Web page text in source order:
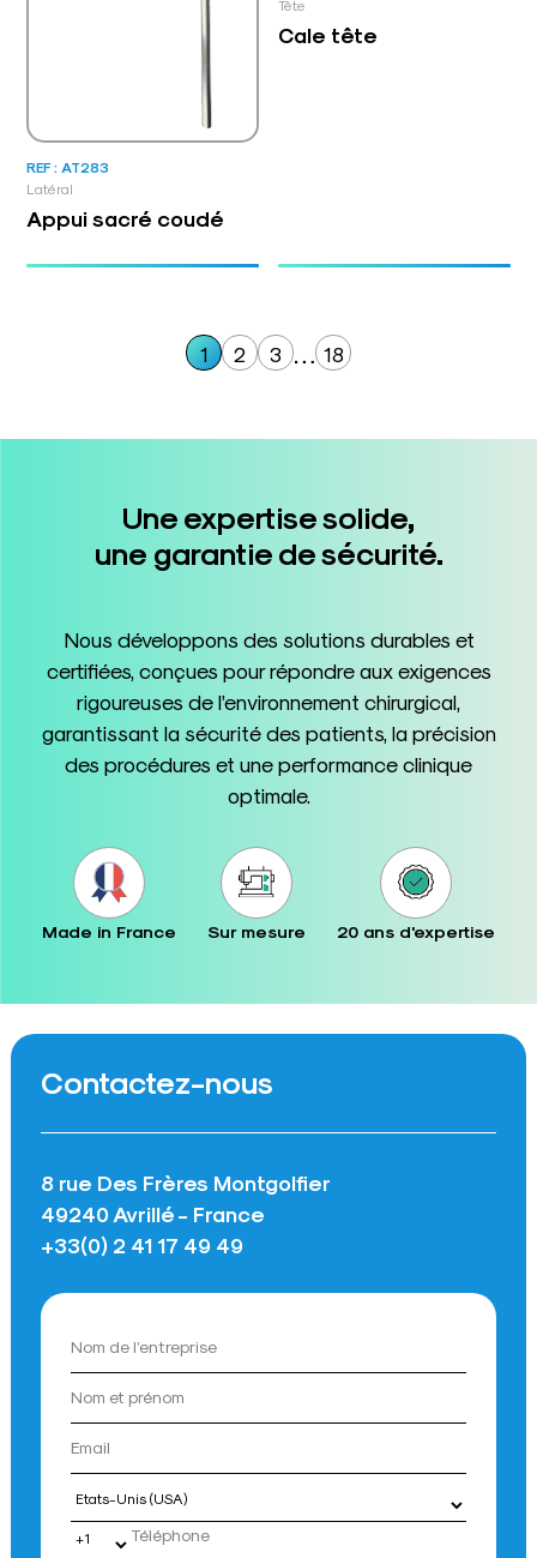
Latéral
REF : AT283
Appui sacré coudé
Tête
Cale tête
1 2 3 … 18
Une expertise solide,
une garantie de sécurité.
Nous développons des solutions durables et
certifiées, conçues pour répondre aux exigences
rigoureuses de l’environnement chirurgical,
garantissant la sécurité des patients, la précision
des procédures et une performance clinique
optimale.
Made in France Sur mesure 20 ans d'expertise
Contactez-nous
8 rue Des Frères Montgolfier
49240 Avrillé - France
+33(0) 2 41 17 49 49